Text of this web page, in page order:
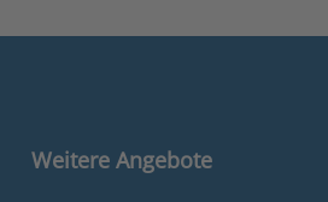
Weitere Angebote